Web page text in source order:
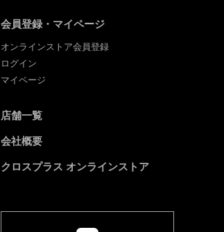
会員登録・マイページ
オンラインストア会員登録
ログイン
マイページ
店舗一覧
会社概要
クロスプラス オンラインストア